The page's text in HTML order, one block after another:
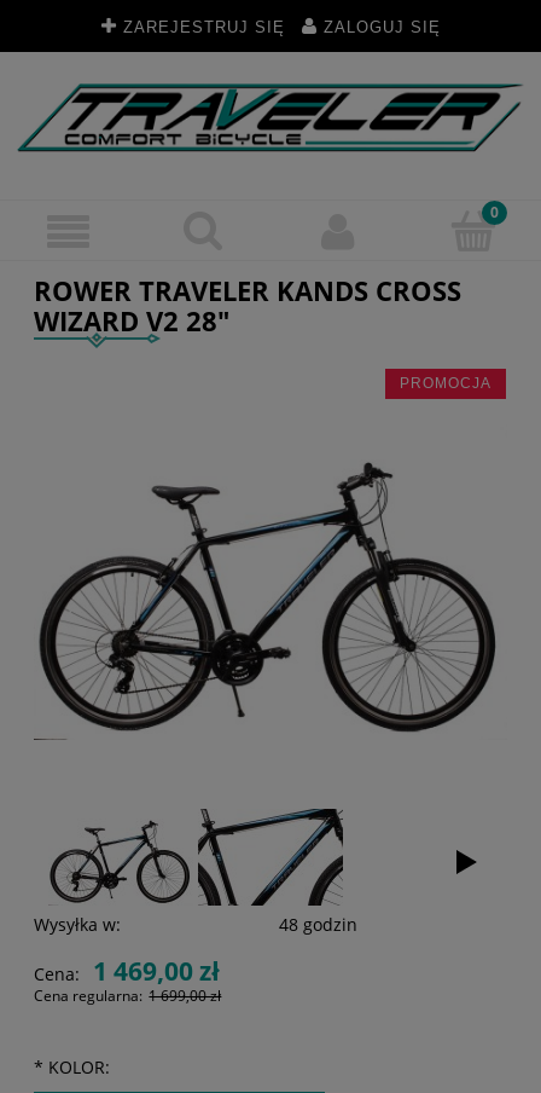
ZAREJESTRUJ SIĘ ZALOGUJ SIĘ
ROWER TRAVELER KANDS CROSS
WIZARD V2 28"
PROMOCJA
Wysyłka w: 48 godzin
Cena: 1 469,00 zł
Cena regularna: 1 699,00 zł
* KOLOR: